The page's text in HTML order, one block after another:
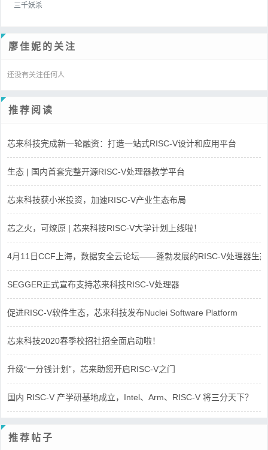
三千妖杀
廖佳妮的关注
还没有关注任何人
推荐阅读
芯来科技完成新一轮融资：打造一站式RISC-V设计和应用平台
生态 | 国内首套完整开源RISC-V处理器教学平台
芯来科技获小米投资，加速RISC-V产业生态布局
芯之火，可燎原 | 芯来科技RISC-V大学计划上线啦！
4月11日CCF上海，数据安全云论坛——蓬勃发展的RISC-V处理器生态
SEGGER正式宣布支持芯来科技RISC-V处理器
促进RISC-V软件生态，芯来科技发布Nuclei Software Platform
芯来科技2020春季校招社招全面启动啦！
升级“一分钱计划”，芯来助您开启RISC-V之门
国内 RISC-V 产学研基地成立，Intel、Arm、RISC-V 将三分天下？
推荐帖子